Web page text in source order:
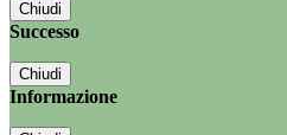
Chiudi
Successo
Chiudi
Informazione